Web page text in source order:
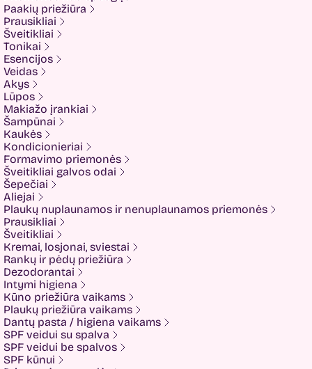
Crazy Hair
Dalton
Dear Doer
Ekseption
Elizavecca
ESFOLIO
ETUDE
Eyenlip
FaceFacts
Fariis
Fixderma
Fluff
Formal Bee
Fusion
Glow Hub
HeadShock
Hiskin
Holika holika
Imbue
Imbue.
INOAR
Isntree
IUNIK
K-MOM
Kadus Professional
Keenwell
KLERADERM
KOSE
Kyra
Paakių priežiūra
Prausikliai
Šveitikliai
Tonikai
Esencijos
Veidas
Akys
Lūpos
Makiažo įrankiai
Šampūnai
Kaukės
Kondicionieriai
Formavimo priemonės
Šveitikliai galvos odai
Šepečiai
Aliejai
Plaukų nuplaunamos ir nenuplaunamos priemonės
Prausikliai
Šveitikliai
Kremai, losjonai, sviestai
Rankų ir pėdų priežiūra
Dezodorantai
Intymi higiena
Kūno priežiūra vaikams
Plaukų priežiūra vaikams
Dantų pasta / higiena vaikams
SPF veidui su spalva
SPF veidui be spalvos
SPF kūnui